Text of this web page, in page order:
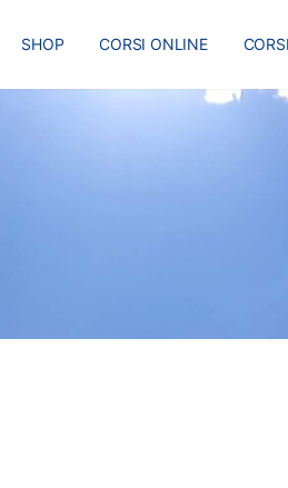
SHOP CORSI ONLINE